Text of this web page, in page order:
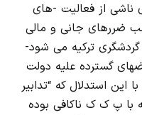
ناشی از فعالیت -های
ضررهای جانی و مالی
ترکیه می شود-
گسترده علیه دولت
این استدلال که “تدابیر
با پ ک ک ناکافی بوده